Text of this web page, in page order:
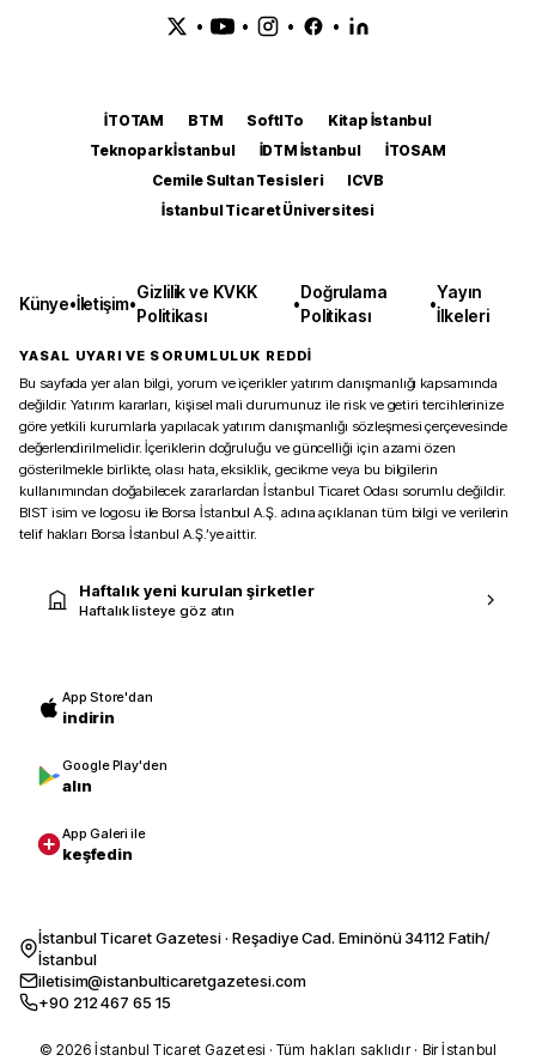
• • • •
İTOTAM BTM SoftITo
Kitap İstanbul
Teknopark İstanbul
İDTM İstanbul
İTOSAM
Cemile Sultan Tesisleri
ICVB
İstanbul Ticaret Üniversitesi
Künye•İletişim•
Gizlilik ve KVKK
Politikası
•
Doğrulama
Politikası
•
Yayın
İlkeleri
YASAL UYARI VE SORUMLULUK REDDİ
Bu sayfada yer alan bilgi, yorum ve içerikler yatırım danışmanlığı kapsamında
değildir. Yatırım kararları, kişisel mali durumunuz ile risk ve getiri tercihlerinize
göre yetkili kurumlarla yapılacak yatırım danışmanlığı sözleşmesi çerçevesinde
değerlendirilmelidir. İçeriklerin doğruluğu ve güncelliği için azami özen
gösterilmekle birlikte, olası hata, eksiklik, gecikme veya bu bilgilerin
kullanımından doğabilecek zararlardan İstanbul Ticaret Odası sorumlu değildir.
BIST isim ve logosu ile Borsa İstanbul A.Ş. adına açıklanan tüm bilgi ve verilerin
telif hakları Borsa İstanbul A.Ş.’ye aittir.
Haftalık yeni kurulan şirketler
Haftalık listeye göz atın
App Store'dan
indirin
Google Play'den
alın
App Galeri ile
keşfedin
İstanbul Ticaret Gazetesi · Reşadiye Cad. Eminönü 34112 Fatih/
İstanbul
iletisim@istanbulticaretgazetesi.com
+90 212 467 65 15
© 2026 İstanbul Ticaret Gazetesi · Tüm hakları saklıdır · Bir İstanbul